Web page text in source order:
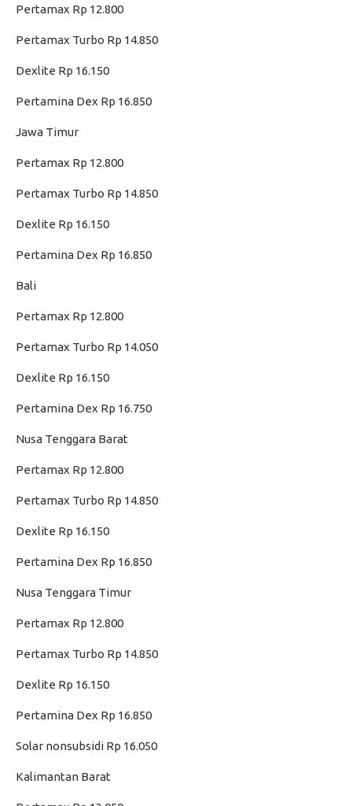
Pertamax Rp 12.800
Pertamax Turbo Rp 14.850
Dexlite Rp 16.150
Pertamina Dex Rp 16.850
Jawa Timur
Pertamax Rp 12.800
Pertamax Turbo Rp 14.850
Dexlite Rp 16.150
Pertamina Dex Rp 16.850
Bali
Pertamax Rp 12.800
Pertamax Turbo Rp 14.050
Dexlite Rp 16.150
Pertamina Dex Rp 16.750
Nusa Tenggara Barat
Pertamax Rp 12.800
Pertamax Turbo Rp 14.850
Dexlite Rp 16.150
Pertamina Dex Rp 16.850
Nusa Tenggara Timur
Pertamax Rp 12.800
Pertamax Turbo Rp 14.850
Dexlite Rp 16.150
Pertamina Dex Rp 16.850
Solar nonsubsidi Rp 16.050
Kalimantan Barat